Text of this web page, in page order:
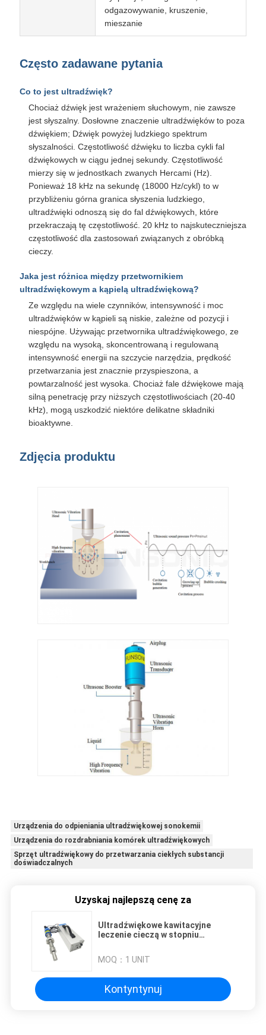
odgazowywanie, kruszenie,
mieszanie
Często zadawane pytania
Co to jest ultradźwięk?
Chociaż dźwięk jest wrażeniem słuchowym, nie zawsze
jest słyszalny. Dosłowne znaczenie ultradźwięków to poza
dźwiękiem; Dźwięk powyżej ludzkiego spektrum
słyszalności. Częstotliwość dźwięku to liczba cykli fal
dźwiękowych w ciągu jednej sekundy. Częstotliwość
mierzy się w jednostkach zwanych Hercami (Hz).
Ponieważ 18 kHz na sekundę (18000 Hz/cykl) to w
przybliżeniu górna granica słyszenia ludzkiego,
ultradźwięki odnoszą się do fal dźwiękowych, które
przekraczają tę częstotliwość. 20 kHz to najskuteczniejsza
częstotliwość dla zastosowań związanych z obróbką
cieczy.
Jaka jest różnica między przetwornikiem
ultradźwiękowym a kąpielą ultradźwiękową?
Ze względu na wiele czynników, intensywność i moc
ultradźwięków w kąpieli są niskie, zależne od pozycji i
niespójne. Używając przetwornika ultradźwiękowego, ze
względu na wysoką, skoncentrowaną i regulowaną
intensywność energii na szczycie narzędzia, prędkość
przetwarzania jest znacznie przyspieszona, a
powtarzalność jest wysoka. Chociaż fale dźwiękowe mają
silną penetrację przy niższych częstotliwościach (20-40
kHz), mogą uszkodzić niektóre delikatne składniki
bioaktywne.
Zdjęcia produktu
Urządzenia do odpieniania ultradźwiękowej sonokemii
Urządzenia do rozdrabniania komórek ultradźwiękowych
Sprzęt ultradźwiękowy do przetwarzania ciekłych substancji
doświadczalnych
Uzyskaj najlepszą cenę za
Ultradźwiękowe kawitacyjne
leczenie cieczą w stopniu
MOQ： 1 UNIT
Kontyntynuj